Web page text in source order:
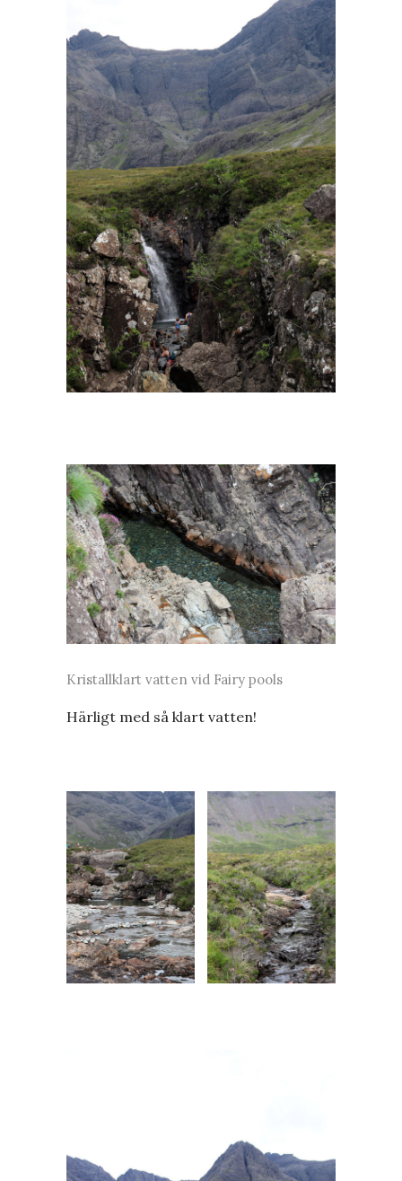
Kristallklart vatten vid Fairy pools
Härligt med så klart vatten!